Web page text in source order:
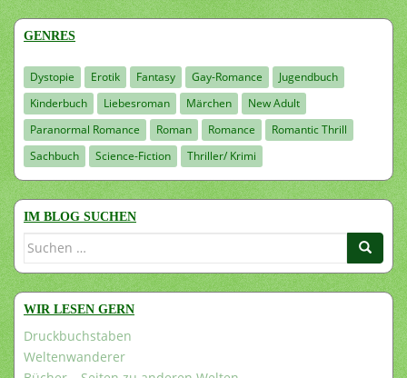
GENRES
Dystopie Erotik Fantasy Gay-Romance
Jugendbuch
Kinderbuch
Liebesroman Märchen
New Adult
Paranormal Romance
Roman Romance
Romantic Thrill
Sachbuch
Science-Fiction Thriller/ Krimi
IM BLOG SUCHEN
Suchen
WIR LESEN GERN
Druckbuchstaben
Weltenwanderer